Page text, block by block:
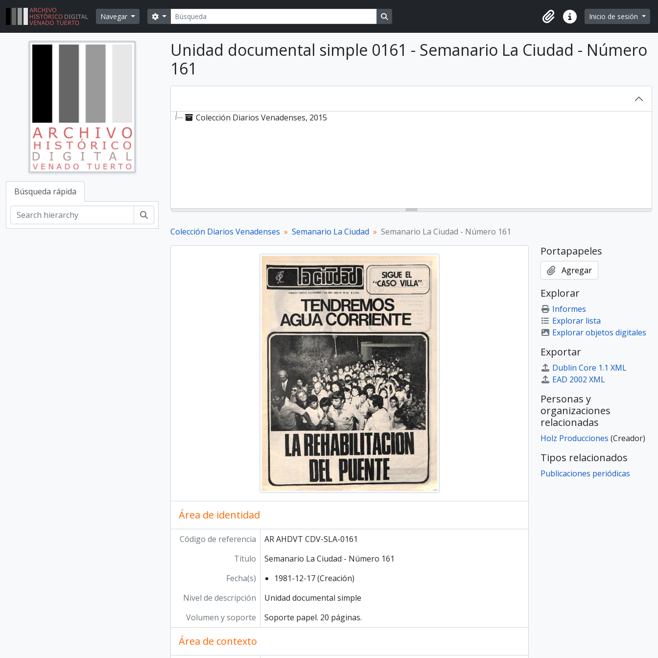
Skip to main content
Navegar
Búsqueda
Search options Search in browse page
Portapapeles
Enlaces rápidos
Inicio de sesión
Búsqueda rápida
Búsqueda
Unidad documental simple 0161 - Semanario La Ciudad - Número
161
Colección Diarios Venadenses, 2015
Colección Diarios Venadenses Semanario La Ciudad Semanario La Ciudad - Número 161
Área de identidad
Código de referencia
AR AHDVT CDV-SLA-0161
Título
Semanario La Ciudad - Número 161
Fecha(s)
1981-12-17 (Creación)
Nivel de descripción
Unidad documental simple
Volumen y soporte
Soporte papel. 20 páginas.
Área de contexto
Portapapeles
Agregar
Explorar
Informes
Explorar lista
Explorar objetos digitales
Exportar
Dublin Core 1.1 XML
EAD 2002 XML
Personas y
organizaciones
relacionadas
Holz Producciones (Creador)
Tipos relacionados
Publicaciones periódicas